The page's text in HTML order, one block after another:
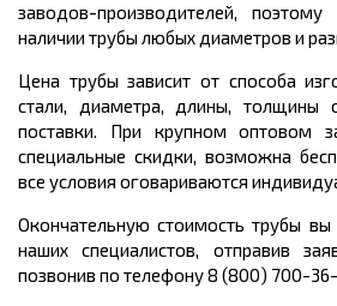
заводов-производителей,
наличии трубы любых диаметров и
Цена трубы зависит от способа
стали, диаметра, длины, толщины
поставки. При крупном оптовом
специальные скидки, возможна
все условия оговариваются
Окончательную стоимость трубы
наших специалистов, отправив
позвонив по телефону 8 (800) 700-